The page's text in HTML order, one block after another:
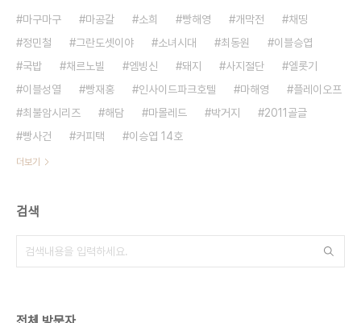
마구마구 마공갈 소희 빵해영 개막전
채띵
정민철
그란도셋이야 소녀시대 최동원
이블승엽
국밥
채르노빌 엠빙신 돼지 사지절단
엘롯기
이블성열
빵재홍 인사이드파크호텔 마해영
플레이오프
최불암시리즈
해담 마몰레드 박거지
2011골글
빵사건
커피택 이승엽 14호
더보기
검색